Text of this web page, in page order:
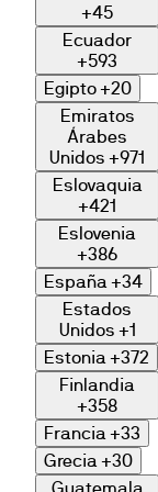
+45
Ecuador
+593
Egipto+20
Emiratos
Árabes
Unidos +971
Eslovaquia
+421
Eslovenia
+386
España+34
Estados
Unidos +1
Estonia+372
Finlandia
+358
Francia+33
Grecia+30